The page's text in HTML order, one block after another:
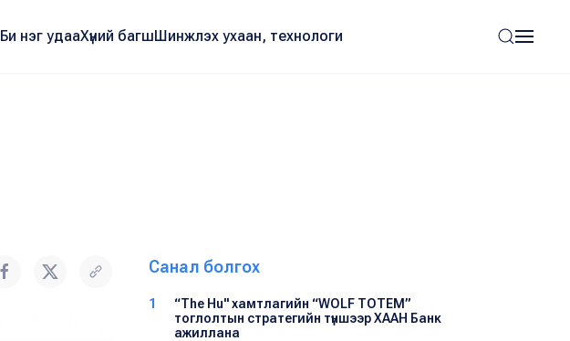
Би нэг удааХүний багшШинжлэх ухаан, технологи
Санал болгох
1
“The Hu" хамтлагийн “WOLF TOTEM”
тоглолтын стратегийн түншээр ХААН Банк
ажиллана